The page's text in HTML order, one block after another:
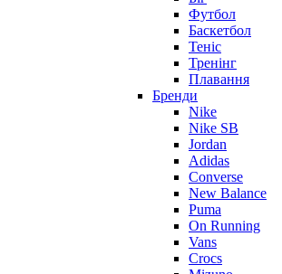
Футбол
Баскетбол
Теніс
Тренінг
Плавання
Бренди
Nike
Nike SB
Jordan
Adidas
Converse
New Balance
Puma
On Running
Vans
Crocs